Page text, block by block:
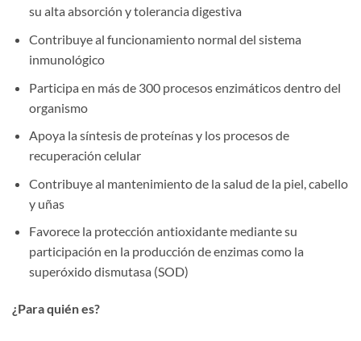
su alta absorción y tolerancia digestiva
Contribuye al funcionamiento normal del sistema
inmunológico
Participa en más de 300 procesos enzimáticos dentro del
organismo
Apoya la síntesis de proteínas y los procesos de
recuperación celular
Contribuye al mantenimiento de la salud de la piel, cabello
y uñas
Favorece la protección antioxidante mediante su
participación en la producción de enzimas como la
superóxido dismutasa (SOD)
¿Para quién es?